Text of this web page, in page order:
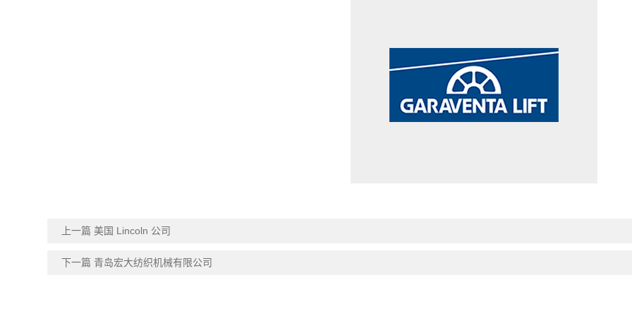
上一篇 美国 Lincoln 公司
下一篇 青岛宏大纺织机械有限公司